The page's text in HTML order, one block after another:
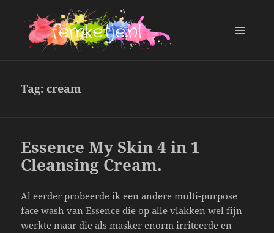
Tag: cream
Essence My Skin 4 in 1
Cleansing Cream.
Al eerder probeerde ik een andere multi-purpose
face wash van Essence die op alle vlakken wel fijn
werkte maar die als masker enorm irriteerde en